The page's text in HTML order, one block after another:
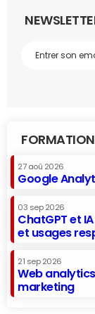
27 aoû 2026
Google
03 sep 2026
ChatGPT et
et usages
21 sep 2026
Web
marketing